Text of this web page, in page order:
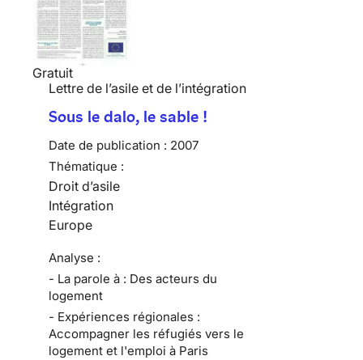
Gratuit
Lettre de l’asile et de l’intégration
Sous le dalo, le sable !
Date de publication : 2007
Thématique :
Droit d’asile
Intégration
Europe
Analyse :
- La parole à : Des acteurs du
logement
- Expériences régionales :
Accompagner les réfugiés vers le
logement et l'emploi à Paris